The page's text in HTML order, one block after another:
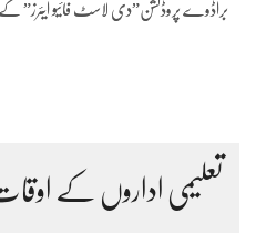
براڈوے پروڈکشن”دی لاسٹ فائیو ایئرز”
تعلیمی اداروں کے